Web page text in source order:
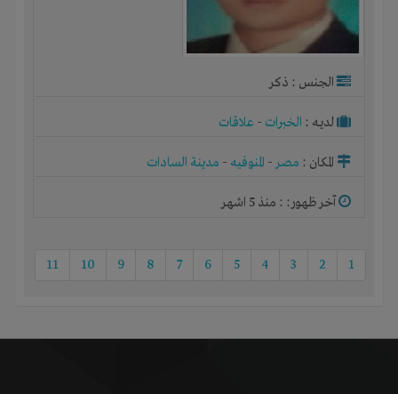
الجنس : ذكر
لديـه : الخبرات - علاقات
المكان : مصر- المنوفيه - مدينة السادات
آخر ظهور: : منذ 5 اشهر
1
2
3
4
5
6
7
8
9
10
11